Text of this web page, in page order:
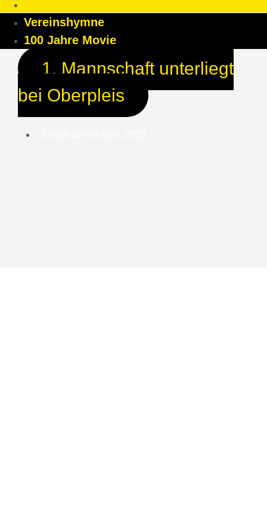
Vereinshymne
100 Jahre Movie
1. Mannschaft unterliegt
bei Oberpleis